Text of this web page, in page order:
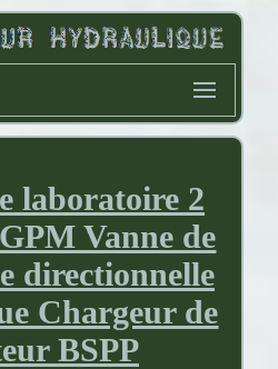
laboratoire 2
Vanne de
directionnelle
Chargeur de
BSPP